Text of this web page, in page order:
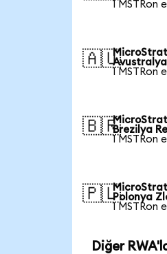
1 MSTRon
🇦🇺
1 MSTRon
🇧🇷Brezilya
1 MSTRon
🇵🇱Polonya
1 MSTRon
Diğer